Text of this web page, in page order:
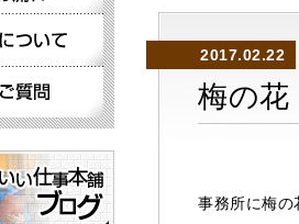
2017.02.22
梅の花
事務所に梅